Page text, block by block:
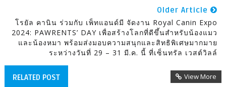
Older Article
โรยัล คานิน ร่วมกับ เพ็ทแอนด์มี จัดงาน Royal Canin Expo
2024: PAWRENTS’ DAY เพื่อสร้างโลกที่ดีขึ้นสำหรับน้องแมว
และน้องหมา พร้อมส่งมอบความสนุกและสิทธิพิเศษมากมาย
ระหว่างวันที่ 29 – 31 มี.ค. นี้ ที่เซ็นทรัล เวสต์วิลล์
RELATED POST View More